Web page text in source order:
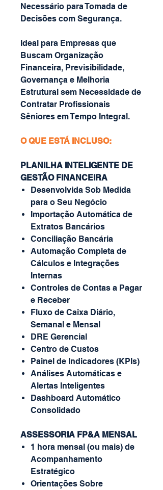
Necessário para Tomada de
Decisões com Segurança.
Ideal para Empresas que
Buscam Organização
Financeira, Previsibilidade,
Governança e Melhoria
Estrutural sem Necessidade de
Contratar Profissionais
Sêniores em Tempo Integral.
O QUE ESTÁ INCLUSO:
PLANILHA INTELIGENTE DE
GESTÃO FINANCEIRA
Desenvolvida Sob Medida
para o Seu Negócio
Importação Automática de
Extratos Bancários
Conciliação Bancária
Automação Completa de
Cálculos e Integrações
Internas
Controles de Contas a Pagar
e Receber
Fluxo de Caixa Diário,
Semanal e Mensal
DRE Gerencial
Centro de Custos
Painel de Indicadores (KPIs)
Análises Automáticas e
Alertas Inteligentes
Dashboard Automático
Consolidado
ASSESSORIA FP&A MENSAL
1 hora mensal (ou mais) de
Acompanhamento
Estratégico
Orientações Sobre